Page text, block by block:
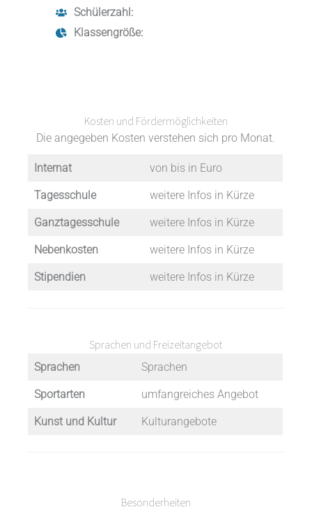
Schülerzahl:
Klassengröße:
Kosten und Fördermöglichkeiten
Die angegeben Kosten verstehen sich pro Monat.
Internat von bis in Euro
Tagesschule weitere Infos in Kürze
Ganztagesschule weitere Infos in Kürze
Nebenkosten weitere Infos in Kürze
Stipendien weitere Infos in Kürze
Sprachen und Freizeitangebot
Sprachen Sprachen
Sportarten umfangreiches Angebot
Kunst und Kultur Kulturangebote
Besonderheiten